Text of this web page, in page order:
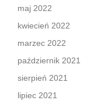
maj 2022
kwiecień 2022
marzec 2022
październik 2021
sierpień 2021
lipiec 2021